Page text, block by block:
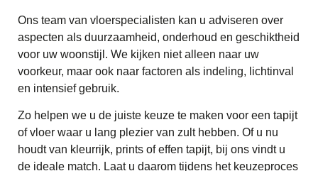
Ons team van vloerspecialisten kan u adviseren over
aspecten als duurzaamheid, onderhoud en geschiktheid
voor uw woonstijl. We kijken niet alleen naar uw
voorkeur, maar ook naar factoren als indeling, lichtinval
en intensief gebruik.
Zo helpen we u de juiste keuze te maken voor een tapijt
of vloer waar u lang plezier van zult hebben. Of u nu
houdt van kleurrijk, prints of effen tapijt, bij ons vindt u
de ideale match. Laat u daarom tijdens het keuzeproces